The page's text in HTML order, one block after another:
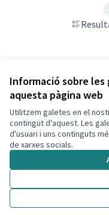
Informació sobre les
aquesta pàgina web
Utilitzem galetes en el
contingut d'aquest. Les
d'usuari i uns continguts
de xarxes socials.
Veure totes les propostes
Termes i condicions d'ús
Configuració de les galetes
Decidim Calafell a X
(Enllaç extern)
Decidim Calafell a
Decidim Calafell
Decidim
(Enllaç
Web creada ambprogramari